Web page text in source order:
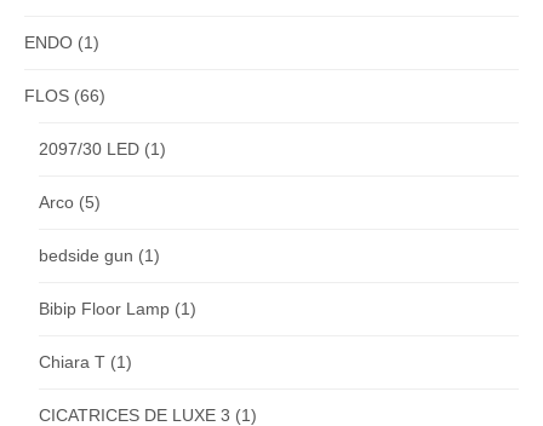
ENDO (1)
FLOS (66)
2097/30 LED (1)
Arco (5)
bedside gun (1)
Bibip Floor Lamp (1)
Chiara T (1)
CICATRICES DE LUXE 3 (1)